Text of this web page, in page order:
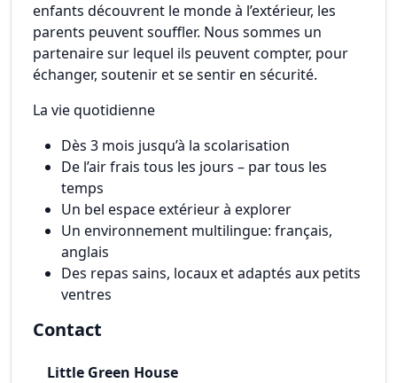
enfants découvrent le monde à l’extérieur, les
parents peuvent souffler. Nous sommes un
partenaire sur lequel ils peuvent compter, pour
échanger, soutenir et se sentir en sécurité.
La vie quotidienne
Dès 3 mois jusqu’à la scolarisation
De l’air frais tous les jours – par tous les
temps
Un bel espace extérieur à explorer
Un environnement multilingue: français,
anglais
Des repas sains, locaux et adaptés aux petits
ventres
Contact
Little Green House